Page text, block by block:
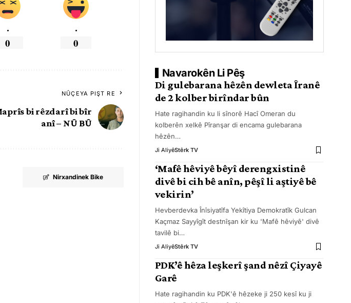
.
0
.
0
NÛÇEYA PIŞT RE
bi rêzdarî bi bîr
anî – NÛ BÛ
Nirxandinek Bike
Navarokên Li Pêş
Di gulebarana hêzên dewleta Îranê
de 2 kolber birîndar bûn
Hate ragihandin ku li sînorê Hacî Omeran du
kolberên xelkê Pîranşar di encama gulebarana
hêzên…
Ji AliyêStêrk TV
‘Mafê hêviyê bêyî derengxistinê
divê bi cih bê anîn, pêşî li aştiyê bê
vekirin’
Hevberdevka Înîsiyatîfa Yekîtiya Demokratîk Gulcan
Kaçmaz Sayyîgît destnîşan kir ku 'Mafê hêviyê' divê
tavilê bi…
Ji AliyêStêrk TV
PDK’ê hêza leşkerî şand nêzî Çiyayê
Garê
Hate ragihandin ku PDK'ê hêzeke ji 250 kesî ku ji